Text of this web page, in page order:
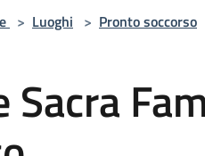
> Luoghi > Pronto soccorso
Sacra